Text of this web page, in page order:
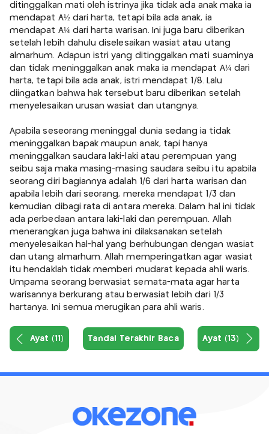
ditinggalkan mati oleh istrinya jika tidak ada anak maka ia
mendapat Â½ dari harta, tetapi bila ada anak, ia
mendapat Â¼ dari harta warisan. Ini juga baru diberikan
setelah lebih dahulu diselesaikan wasiat atau utang
almarhum. Adapun istri yang ditinggalkan mati suaminya
dan tidak meninggalkan anak maka ia mendapat Â¼ dari
harta, tetapi bila ada anak, istri mendapat 1/8. Lalu
diingatkan bahwa hak tersebut baru diberikan setelah
menyelesaikan urusan wasiat dan utangnya.
Apabila seseorang meninggal dunia sedang ia tidak
meninggalkan bapak maupun anak, tapi hanya
meninggalkan saudara laki-laki atau perempuan yang
seibu saja maka masing-masing saudara seibu itu apabila
seorang diri bagiannya adalah 1/6 dari harta warisan dan
apabila lebih dari seorang, mereka mendapat 1/3 dan
kemudian dibagi rata di antara mereka. Dalam hal ini tidak
ada perbedaan antara laki-laki dan perempuan. Allah
menerangkan juga bahwa ini dilaksanakan setelah
menyelesaikan hal-hal yang berhubungan dengan wasiat
dan utang almarhum. Allah memperingatkan agar wasiat
itu hendaklah tidak memberi mudarat kepada ahli waris.
Umpama seorang berwasiat semata-mata agar harta
warisannya berkurang atau berwasiat lebih dari 1/3
hartanya. Ini semua merugikan para ahli waris.
Ayat (11) Tandai Terakhir Baca Ayat (13)